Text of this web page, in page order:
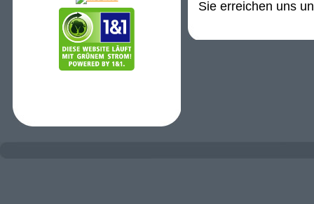
Sie erreichen uns